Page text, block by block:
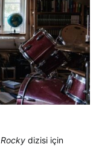
Rocky dizisi için